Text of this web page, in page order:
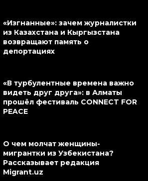
«Изгнанные»: зачем журналистки
из Казахстана и Кыргызстана
возвращают память о
депортациях
«В турбулентные времена важно
видеть друг друга»: в Алматы
прошёл фестиваль CONNECT FOR
PEACE
О чем молчат женщины-
мигрантки из Узбекистана?
Рассказывает редакция
Migrant.uz